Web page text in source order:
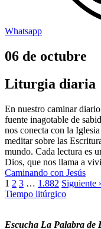
Whatsapp
06 de octubre
Liturgia diaria
En nuestro caminar
fuente inagotable de
nos conecta con la
meditar sobre las
mundo. Cada lectura es
Dios, que nos llama a
Caminando con Jesús
1 2 3 … 1.882 Siguiente
Tiempo litúrgico
Escucha La Palabra de